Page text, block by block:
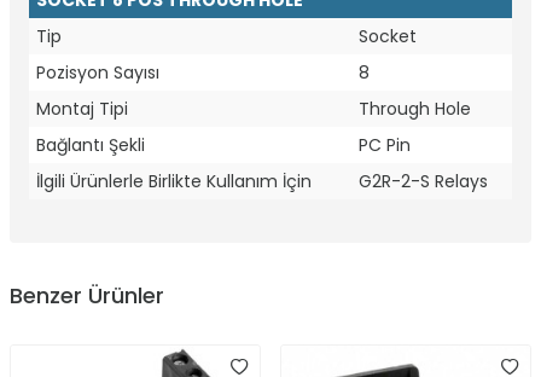
Tip
Socket
Pozisyon Sayısı
8
Montaj Tipi
Through Hole
Bağlantı Şekli
PC Pin
İlgili Ürünlerle Birlikte Kullanım İçin
G2R-2-S Relays
Benzer Ürünler